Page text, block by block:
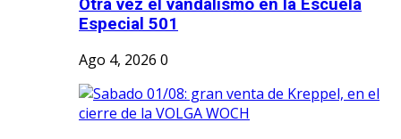
Otra vez el vandalismo en la Escuela
Especial 501
Ago 4, 2026 0